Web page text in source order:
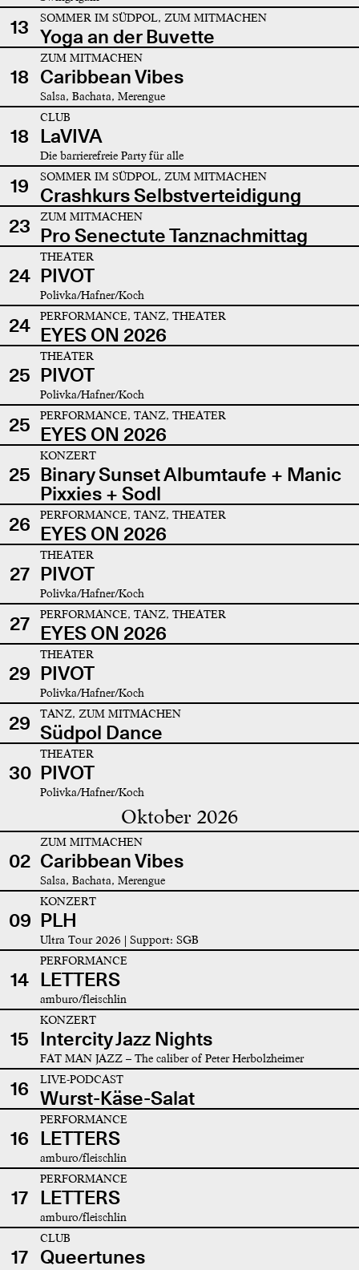
13 SOMMER IM SÜDPOL, ZUM MITMACHEN
Yoga an der Buvette
18
ZUM MITMACHEN
Caribbean Vibes
Salsa, Bachata, Merengue
18
CLUB
LaVIVA
Die barrierefreie Party für alle
19 SOMMER IM SÜDPOL, ZUM MITMACHEN
Crashkurs Selbstverteidigung
23
ZUM MITMACHEN
Pro Senectute Tanznachmittag
24
THEATER
PIVOT
Polivka/Hafner/Koch
24 PERFORMANCE, TANZ, THEATER
EYES ON 2026
25
THEATER
PIVOT
Polivka/Hafner/Koch
25 PERFORMANCE, TANZ, THEATER
EYES ON 2026
25
KONZERT
Binary Sunset Albumtaufe + Manic
Pixxies + Sodl
26
PERFORMANCE, TANZ, THEATER
EYES ON 2026
27
THEATER
PIVOT
Polivka/Hafner/Koch
27 PERFORMANCE, TANZ, THEATER
EYES ON 2026
29
THEATER
PIVOT
Polivka/Hafner/Koch
29 TANZ, ZUM MITMACHEN
Südpol Dance
30
THEATER
PIVOT
Polivka/Hafner/Koch
Oktober 2026
02
ZUM MITMACHEN
Caribbean Vibes
Salsa, Bachata, Merengue
09
KONZERT
PLH
Ultra Tour 2026 | Support: SGB
14
PERFORMANCE
LETTERS
amburo/fleischlin
15
KONZERT
Intercity Jazz Nights
FAT MAN JAZZ – The caliber of Peter Herbolzheimer
16 LIVE-PODCAST
Wurst-Käse-Salat
16
PERFORMANCE
LETTERS
amburo/fleischlin
17
PERFORMANCE
LETTERS
amburo/fleischlin
17
CLUB
Queertunes